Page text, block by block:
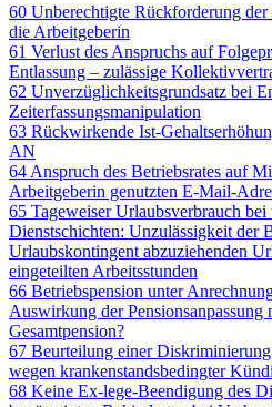
60 Unberechtigte Rückforderung
die Arbeitgeberin
61 Verlust des Anspruchs auf
Entlassung – zulässige
62 Unverzüglichkeitsgrundsatz bei
Zeiterfassungsmanipulation
63 Rückwirkende Ist-
AN
64 Anspruch des Betriebsrates auf
Arbeitgeberin genutzten E-Mail-
65 Tageweiser Urlaubsverbrauch
Dienstschichten: Unzulässigkeit der
Urlaubskontingent abzuziehenden
eingeteilten Arbeitsstunden
66 Betriebspension unter
Auswirkung der
Gesamtpension?
67 Beurteilung einer
wegen krankenstandsbedingter
68 Keine Ex-lege-Beendigung des